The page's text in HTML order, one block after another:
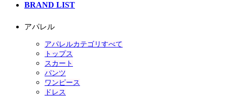
BRAND LIST
アパレル
アパレルカテゴリすべて
トップス
スカート
パンツ
ワンピース
ドレス